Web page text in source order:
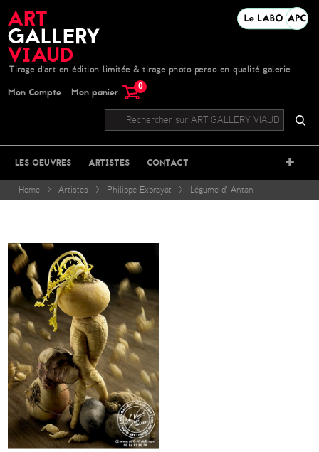
Tirage d'art en édition limitée & tirage photo perso en qualité galerie
Mon Compte Mon panier 0
LES OEUVRES ARTISTES CONTACT +
Home > Artistes > Philippe Exbrayat > Légume d' Antan